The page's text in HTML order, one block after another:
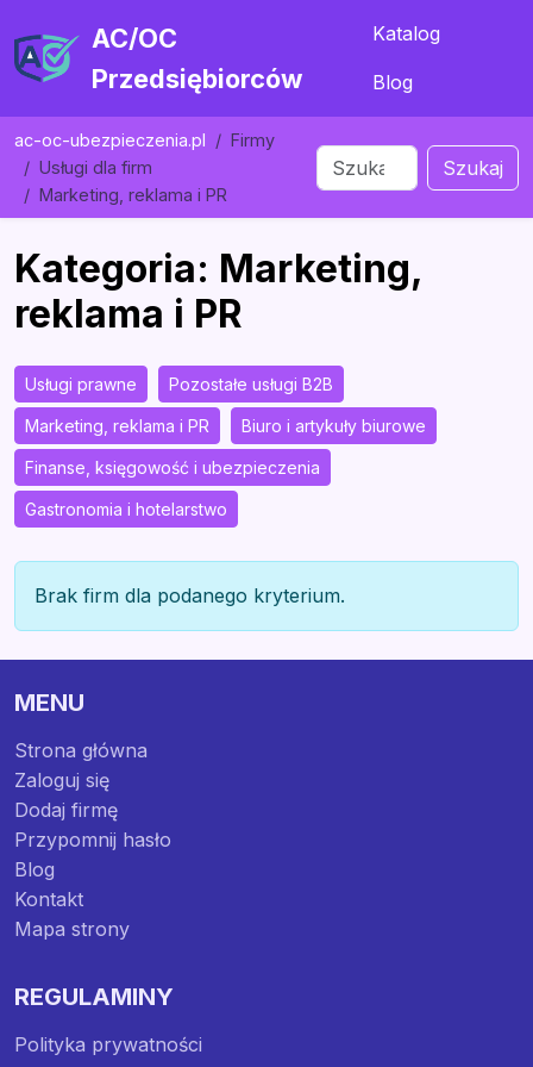
AC/OC
Przedsiębiorców
Katalog
Blog
ac-oc-ubezpieczenia.pl
Firmy
Usługi dla firm
Marketing, reklama i PR
Szukaj
Kategoria: Marketing,
reklama i PR
Usługi prawne Pozostałe usługi B2B
Marketing, reklama i PR Biuro i artykuły biurowe
Finanse, księgowość i ubezpieczenia
Gastronomia i hotelarstwo
Brak firm dla podanego kryterium.
MENU
Strona główna
Zaloguj się
Dodaj firmę
Przypomnij hasło
Blog
Kontakt
Mapa strony
REGULAMINY
Polityka prywatności